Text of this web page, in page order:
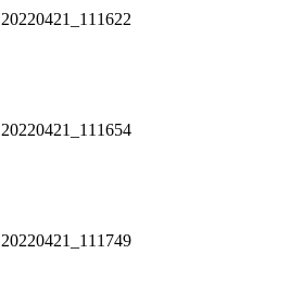
20220421_111622
20220421_111654
20220421_111749